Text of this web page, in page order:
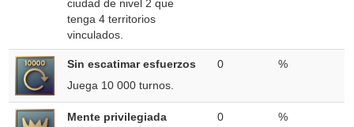
ciudad de nivel 2 que
tenga 4 territorios
vinculados.
Sin escatimar esfuerzos
Juega 10 000 turnos.
0 %
Mente privilegiada
0 %